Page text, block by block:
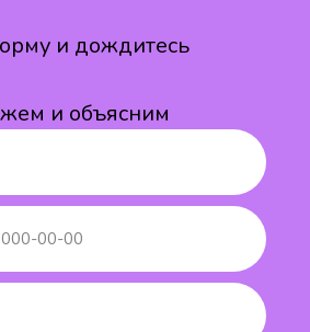
и дождитесь
и объясним